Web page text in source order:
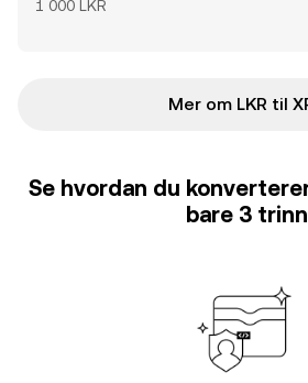
1 000 LKR
Mer om LKR til
Se hvordan du
bare 3 trinn